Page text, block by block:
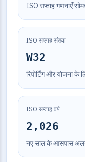
ISO सप्ताह गणनाएँ
ISO सप्ताह संख्या
W32
रिपोर्टिंग और योजना के
ISO सप्ताह वर्ष
2,026
नए साल के आसपास